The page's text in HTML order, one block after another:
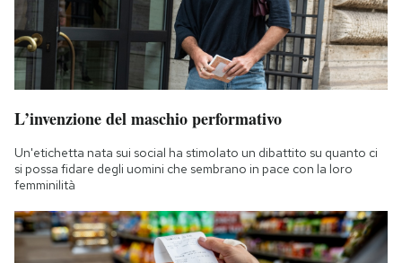
L’invenzione del maschio performativo
Un'etichetta nata sui social ha stimolato un dibattito su quanto ci
si possa fidare degli uomini che sembrano in pace con la loro
femminilità